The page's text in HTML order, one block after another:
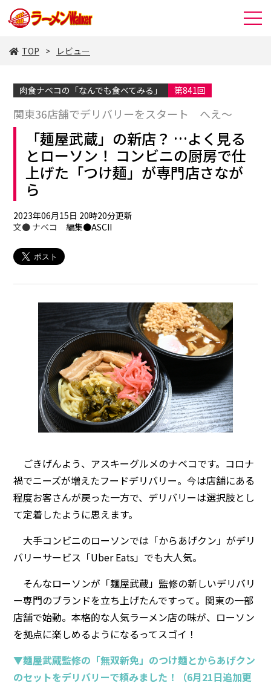
TOP レビュー
肉食ナベコの「なんでも食べてみる」 第841回
関東36店舗でデリバリーをスタート へえ～
「麺屋武蔵」の新店？ …よく見る
とローソン！ コンビニの厨房で仕
上げた「つけ麺」が専門店さなが
ら
2023年06月15日 20時20分更新
文● ナベコ 編集●ASCII
ごきげんよう、アスキーグルメのナベコです。コロナ
禍でニーズが増えたフードデリバリー。今は店舗にある
程度お客さんが戻った一方で、デリバリーは選択肢とし
て定着したように思えます。
大手コンビニのローソンでは「からあげクン」がデリ
バリーサービス「Uber Eats」でも大人気。
そんなローソンが「麺屋武蔵」監修の新しいデリバリ
ー専門のブランドを立ち上げたんですって。関東の一部
店舗で始動。本格的な人気ラーメン店の味が、ローソン
を拠点に楽しめるようになるってスゴイ！
▼麺屋武蔵監修の「無双新免」のつけ麺とからあげクン
のセットをデリバリーで頼みました！（6月21日追加更